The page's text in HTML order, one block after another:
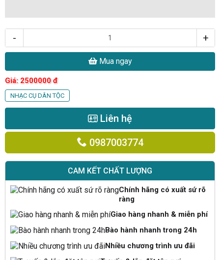
- +
Mua ngay
Giá: 2500000 đ
NHẠC CỤ DÂN TỘC
Liên hệ
0987003774
CAM KẾT CHẤT LƯỢNG
Chính hãng có xuất sứ rõ
ràng
Giao hàng nhanh & miễn phí
Bào hành nhanh trong 24h
Nhiều chương trình ưu đãi